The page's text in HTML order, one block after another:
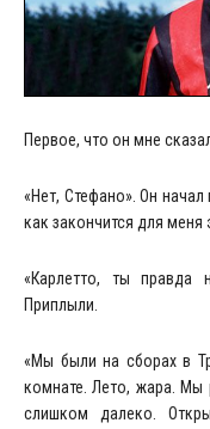
Первое, что он мне
«Нет, Стефано». Он
как закончится для меня
«Карлетто, ты правда
Приплыли.
«Мы были на сборах в
комнате. Лето, жара. Мы
слишком далеко.